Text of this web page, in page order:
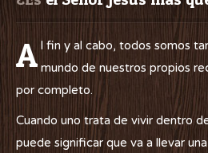
A l fin y al cabo, todos somos
mundo de nuestros propios
por completo.
Cuando uno trata de vivir dentro
puede significar que va a llevar